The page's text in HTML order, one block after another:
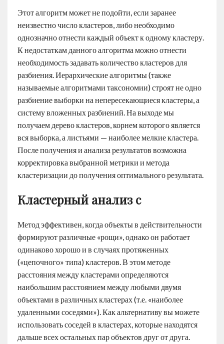
Этот алгоритм может не подойти, если заранее
неизвестно число кластеров, либо необходимо
однозначно отнести каждый объект к одному кластеру.
К недостаткам данного алгоритма можно отнести
необходимость задавать количество кластеров для
разбиения. Иерархические алгоритмы (также
называемые алгоритмами таксономии) строят не одно
разбиение выборки на непересекающиеся кластеры, а
систему вложенных разбиений. На выходе мы
получаем дерево кластеров, корнем которого является
вся выборка, а листьями — наиболее мелкие кластера.
После получения и анализа результатов возможна
корректировка выбранной метрики и метода
кластеризации до получения оптимального результата.
Кластерный анализ с
Метод эффективен, когда объекты в действительности
формируют различные «рощи», однако он работает
одинаково хорошо и в случаях протяженных
(«цепочного» типа) кластеров. В этом методе
расстояния между кластерами определяются
наибольшим расстоянием между любыми двумя
объектами в различных кластерах (т.е. «наиболее
удаленными соседями»). Как альтернативу вы можете
использовать соседей в кластерах, которые находятся
дальше всех остальных пар объектов друг от друга.